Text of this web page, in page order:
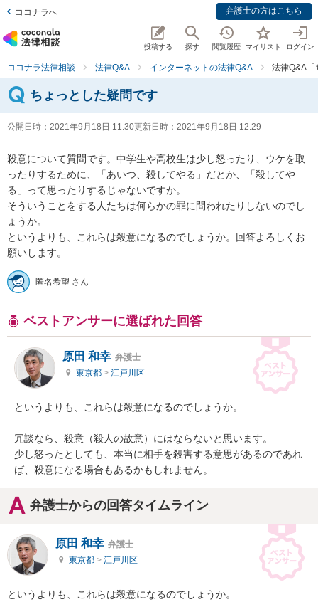
ココナラへ 弁護士の方はこちら
投稿する 探す 閲覧履歴 マイリスト ログイン
ココナラ法律相談 法律Q&A インターネットの法律Q&A 法律Q&A「
ちょっとした疑問です
公開日時： 2021年9月18日 11:30更新日時： 2021年9月18日 12:29
殺意について質問です。中学生や高校生は少し怒ったり、ウケを取
ったりするために、「あいつ、殺してやる」だとか、「殺してや
る」って思ったりするじゃないですか。
そういうことをする人たちは何らかの罪に問われたりしないのでし
ょうか。
というよりも、これらは殺意になるのでしょうか。回答よろしくお
願いします。
匿名希望 さん
ベストアンサーに選ばれた回答
原田 和幸 弁護士
東京都 > 江戸川区
というよりも、これらは殺意になるのでしょうか。
冗談なら、殺意（殺人の故意）にはならないと思います。
少し怒ったとしても、本当に相手を殺害する意思があるのであれ
ば、殺意になる場合もあるかもしれません。
弁護士からの回答タイムライン
原田 和幸 弁護士
東京都 > 江戸川区
というよりも、これらは殺意になるのでしょうか。